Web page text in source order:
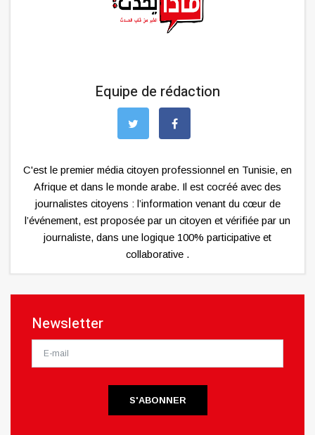
Equipe de rédaction
C'est le premier média citoyen professionnel en Tunisie, en
Afrique et dans le monde arabe. Il est cocréé avec des
journalistes citoyens : l’information venant du cœur de
l’événement, est proposée par un citoyen et vérifiée par un
journaliste, dans une logique 100% participative et
collaborative .
Newsletter
S'ABONNER